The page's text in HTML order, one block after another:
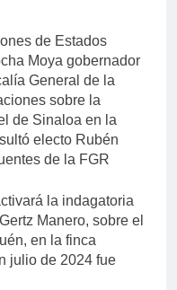
de Estados
Moya gobernador
General de la
sobre la
de Sinaloa en la
electo Rubén
de la FGR
la indagatoria
Manero, sobre el
en la finca
julio de 2024 fue